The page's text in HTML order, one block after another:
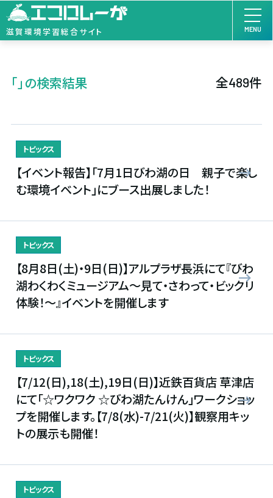
滋賀環境学習総合サイト MENU
「」の検索結果 全489件
トピックス
【イベント報告】「7月1日びわ湖の日 親子で楽し
む環境イベント」にブース出展しました！
トピックス
【8月8日(土)・9日(日)】アルプラザ長浜にて『びわ
湖わくわくミュージアム〜見て・さわって・ビックリ
体験！〜』イベントを開催します
トピックス
【7/12(日),18(土),19日(日)】近鉄百貨店 草津店
にて「☆ワクワク ☆びわ湖たんけん」ワークショッ
プを開催します。【7/8(水)-7/21(火)】観察用キッ
トの展示も開催！
トピックス